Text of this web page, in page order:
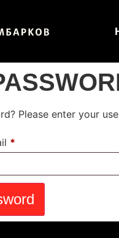
Please enter your
*